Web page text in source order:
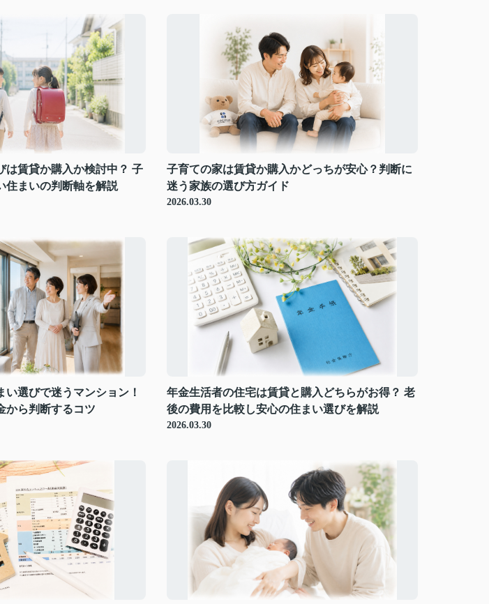
は賃貸か購入か検討中？ 子
住まいの判断軸を解説
子育ての家は賃貸か購入かどっちが安心？判断に
迷う家族の選び方ガイド
2026.03.30
い選びで迷うマンション！
から判断するコツ
年金生活者の住宅は賃貸と購入どちらがお得？ 老
後の費用を比較し安心の住まい選びを解説
2026.03.30